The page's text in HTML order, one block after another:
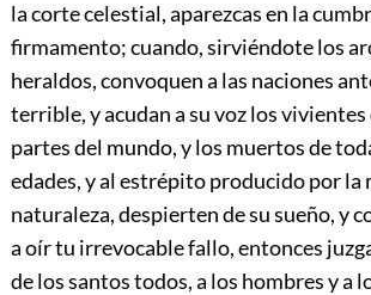
la corte celestial, aparezcas en la
firmamento; cuando, sirviéndote los
heraldos, convoquen a las naciones
terrible, y acudan a su voz los vivientes
partes del mundo, y los muertos de
edades, y al estrépito producido por la
naturaleza, despierten de su sueño, y
a oír tu irrevocable fallo, entonces
de los santos todos, a los hombres y a